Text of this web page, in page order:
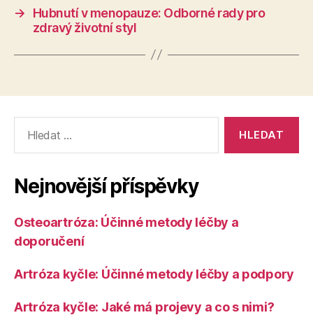
→
Hubnutí v menopauze: Odborné rady pro
zdravý životní styl
vyhledávání:
Nejnovější příspěvky
Osteoartróza: Účinné metody léčby a
doporučení
Artróza kyčle: Účinné metody léčby a podpory
Artróza kyčle: Jaké má projevy a co s nimi?